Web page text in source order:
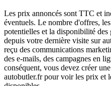
Les prix annoncés sont TTC et
éventuels. Le nombre d'offres,
potentielles et la disponibilité des
depuis votre dernière visite sur
reçu des communications
des e-mails, des campagnes en
conséquent, vous devez créer
autobutler.fr pour voir les prix et